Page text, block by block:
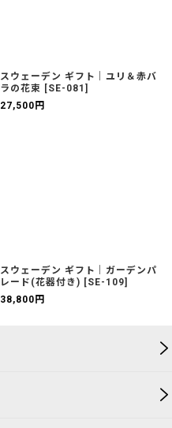
スウェーデン ギフト｜ユリ＆赤バ
ラの花束 [SE-081 ]
27,500 円
スウェーデン ギフト｜ガーデンパ
レード(花器付き) [SE-109]
38,800 円